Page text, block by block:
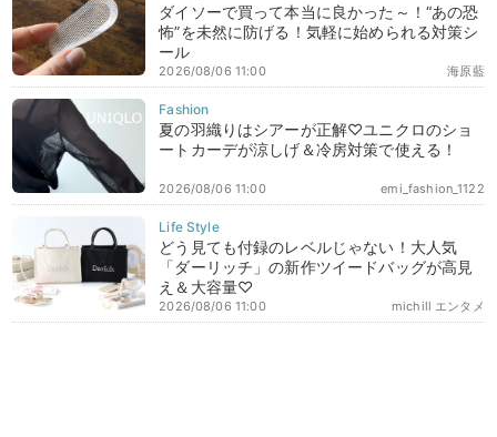
ダイソーで買って本当に良かった～！“あの恐
怖”を未然に防げる！気軽に始められる対策シ
ール
海原藍
2026/08/06 11:00
夏の羽織りはシアーが正解♡ユニクロのショ
ートカーデが涼しげ＆冷房対策で使える！
emi_fashion_1122
2026/08/06 11:00
どう見ても付録のレベルじゃない！大人気
「ダーリッチ」の新作ツイードバッグが高見
え＆大容量♡
michill エンタメ
2026/08/06 11:00